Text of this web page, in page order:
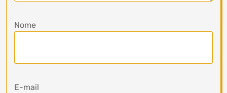
Nome
E-mail